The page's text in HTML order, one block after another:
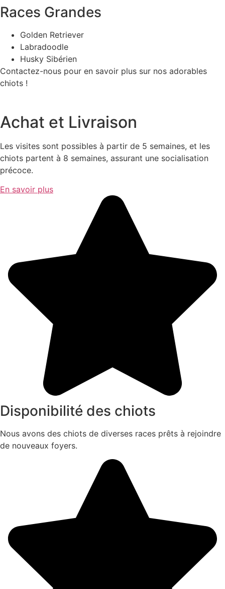
Races Grandes
Golden Retriever
Labradoodle
Husky Sibérien
Contactez-nous pour en savoir plus sur nos adorables
chiots !
Achat et Livraison
Les visites sont possibles à partir de 5 semaines, et les
chiots partent à 8 semaines, assurant une socialisation
précoce.
En savoir plus
Disponibilité des chiots
Nous avons des chiots de diverses races prêts à rejoindre
de nouveaux foyers.